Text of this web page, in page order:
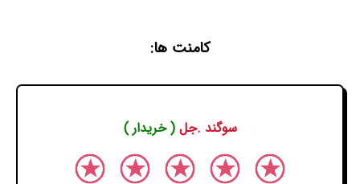
کامنت ها:
سوگند .جل( خریدار )